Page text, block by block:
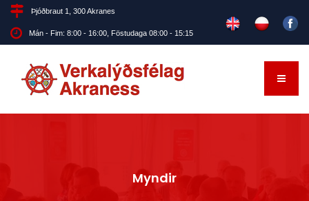
Þjóðbraut 1, 300 Akranes
Mán - Fim: 8:00 - 16:00, Föstudaga 08:00 - 15:15
Myndir